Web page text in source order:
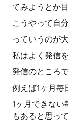
てみようとか
こうやって自
っていうのが
私はよく発信
発信のところ
例えば1ヶ月毎
1ヶ月できな
もあると思って